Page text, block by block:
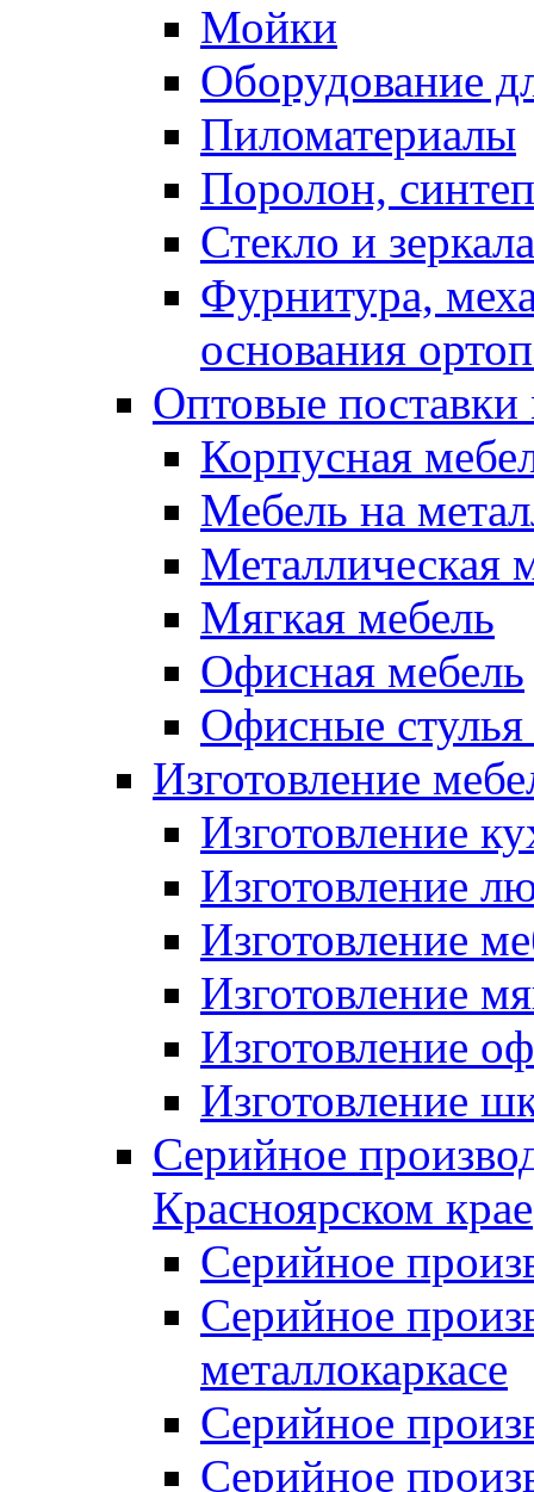
Мойки
Оборудование
Пиломатериалы
Поролон,
Стекло и зеркала
Фурнитура,
основания
Оптовые поставки
Корпусная
Мебель на
Металлическая
Мягкая мебель
Офисная мебель
Офисные стулья
Изготовление
Изготовление
Изготовление
Изготовление
Изготовление
Изготовление
Изготовление
Серийное
Красноярском крае
Серийное
Серийное
металлокаркасе
Серийное
Серийное